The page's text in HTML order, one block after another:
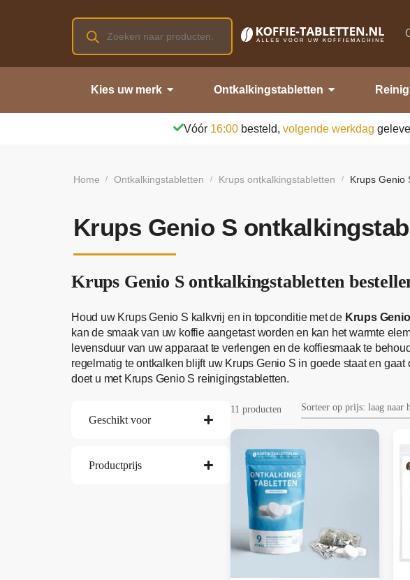
Kies uw merk Ontkalkingstabletten
Vóór 16:00 besteld, volgende werkdag
Home / Ontkalkingstabletten / Krups ontkalkingstabletten / Krups Genio
Krups Genio S
Krups Genio S ontkalkingstabletten
Houd uw Krups Genio S kalkvrij en in topconditie met de Krups
kan de smaak van uw koffie aangetast worden en kan het warmte
levensduur van uw apparaat te verlengen en de koffiesmaak te
regelmatig te ontkalken blijft uw Krups Genio S in goede staat en
doet u met Krups Genio S reinigingstabletten.
Geschikt voor
Productprijs
11 producten